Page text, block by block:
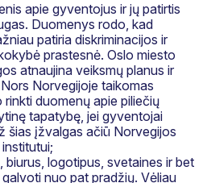
apie gyventojus ir jų patirtis
Duomenys rodo, kad
patiria diskriminacijos ir
prastesnė. Oslo miesto
atnaujina veiksmų planus ir
Norvegijoje taikomas
duomenų apie piliečių
tapatybę, jei gyventojai
šias įžvalgas ačiū Norvegijos
logotipus, svetaines ir bet
nuo pat pradžių. Vėliau